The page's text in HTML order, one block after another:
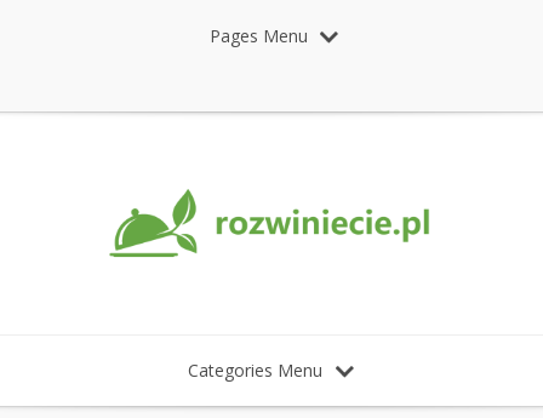
Pages Menu
Categories Menu